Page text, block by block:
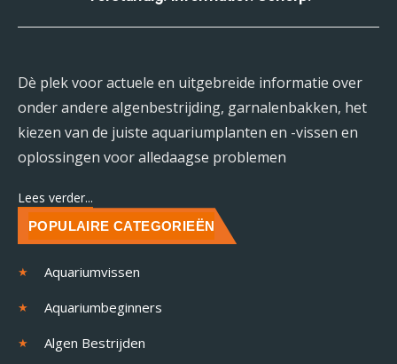
Dè plek voor actuele en uitgebreide informatie over
onder andere algenbestrijding, garnalenbakken, het
kiezen van de juiste aquariumplanten en -vissen en
oplossingen voor alledaagse problemen
Lees verder...
POPULAIRE CATEGORIEËN
Aquariumvissen
Aquariumbeginners
Algen Bestrijden